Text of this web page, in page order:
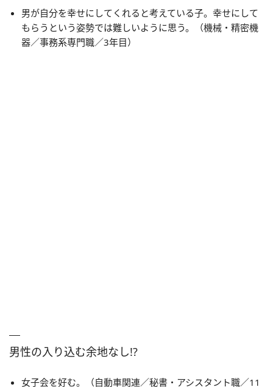
男が自分を幸せにしてくれると考えている子。幸せにして
もらうという姿勢では難しいように思う。（機械・精密機
器／事務系専門職／3年目）
男性の入り込む余地なし!?
女子会を好む。（自動車関連／秘書・アシスタント職／11